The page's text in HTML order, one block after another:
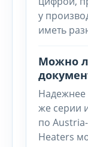
у
иметь
Можно
Надежнее
же серии
по
Heaters